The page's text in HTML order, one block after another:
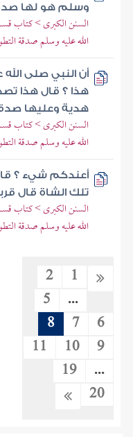
وسلم هو لها
السنن الكبرى > كتاب
الله عليه وسلم صدقة
أن النبي صلى
هذا ؟ قال هذا
هدية وعليها
السنن الكبرى > كتاب
الله عليه وسلم صدقة
أعندكم شيء ؟
تلك الشاة قال
السنن الكبرى > كتاب
الله عليه وسلم صدقة
1
2
...
5
6
7
8
9
10
11
...
19
20